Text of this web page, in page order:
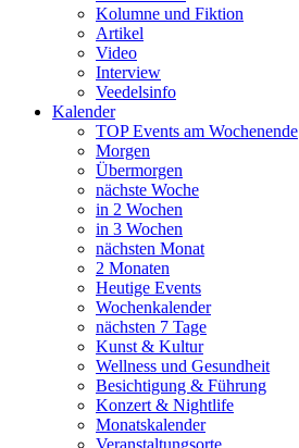
Kolumne und Fiktion
Artikel
Video
Interview
Veedelsinfo
Kalender
TOP Events am Wochenende
Morgen
Übermorgen
nächste Woche
in 2 Wochen
in 3 Wochen
nächsten Monat
2 Monaten
Heutige Events
Wochenkalender
nächsten 7 Tage
Kunst & Kultur
Wellness und Gesundheit
Besichtigung & Führung
Konzert & Nightlife
Monatskalender
Veranstaltungsorte